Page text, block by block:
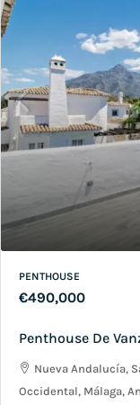
PENTHOUSE
€490,000
Penthouse De
Nueva Andalucía,
Occidental, Málaga,